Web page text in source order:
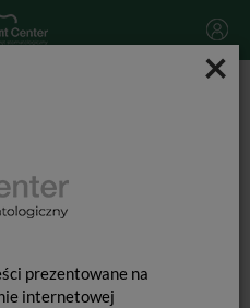
×
prezentowane na
internetowej